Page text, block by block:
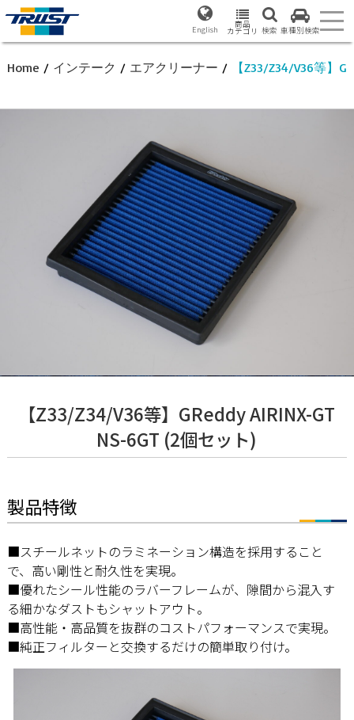
English 商品
カテゴリ 検索 車種別検索
Home / インテーク / エアクリーナー / 【Z33/Z34/V36等】
【Z33/Z34/V36等】GReddy AIRINX-GT
NS-6GT (2個セット)
製品特徴
■スチールネットのラミネーション構造を採用すること
で、高い剛性と耐久性を実現。
■優れたシール性能のラバーフレームが、隙間から混入す
る細かなダストもシャットアウト。
■高性能・高品質を抜群のコストパフォーマンスで実現。
■純正フィルターと交換するだけの簡単取り付け。